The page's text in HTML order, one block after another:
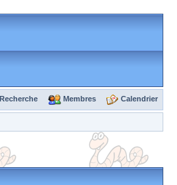
Recherche Membres Calendrier